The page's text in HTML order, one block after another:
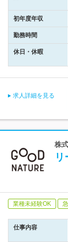
初年度年収
勤務時間
休日・休暇
求人詳細を見る
株
業種未経験OK
仕事内容